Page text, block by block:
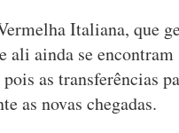
Italiana, que
ali ainda se
pois as transferências
as novas chegadas.